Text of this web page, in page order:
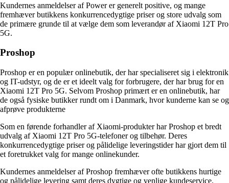
Kundernes anmeldelser af Power er generelt positive, og mange
fremhæver butikkens konkurrencedygtige priser og store udvalg som
de primære grunde til at vælge dem som leverandør af Xiaomi 12T Pro
5G.
Proshop
Proshop er en populær onlinebutik, der har specialiseret sig i elektronik
og IT-udstyr, og de er et ideelt valg for forbrugere, der har brug for en
Xiaomi 12T Pro 5G. Selvom Proshop primært er en onlinebutik, har
de også fysiske butikker rundt om i Danmark, hvor kunderne kan se og
afprøve produkterne
Som en førende forhandler af Xiaomi-produkter har Proshop et bredt
udvalg af Xiaomi 12T Pro 5G-telefoner og tilbehør. Deres
konkurrencedygtige priser og pålidelige leveringstider har gjort dem til
et foretrukket valg for mange onlinekunder.
Kundernes anmeldelser af Proshop fremhæver ofte butikkens hurtige
og pålidelige levering samt deres dygtige og venlige kundeservice.